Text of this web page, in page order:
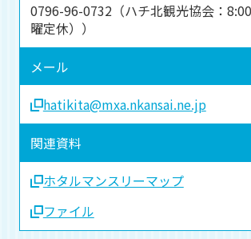
0796-96-0732（ハチ北観光協会：
曜定休））
メール
hatikita@mxa.nkansai.ne.jp
関連資料
ホタルマンスリーマップ
ファイル